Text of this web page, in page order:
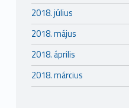
2018. július
2018. május
2018. április
2018. március